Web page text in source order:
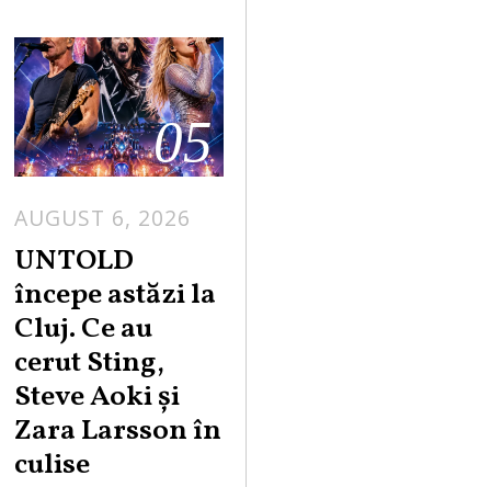
05
AUGUST 6, 2026
UNTOLD
începe astăzi la
Cluj. Ce au
cerut Sting,
Steve Aoki și
Zara Larsson în
culise